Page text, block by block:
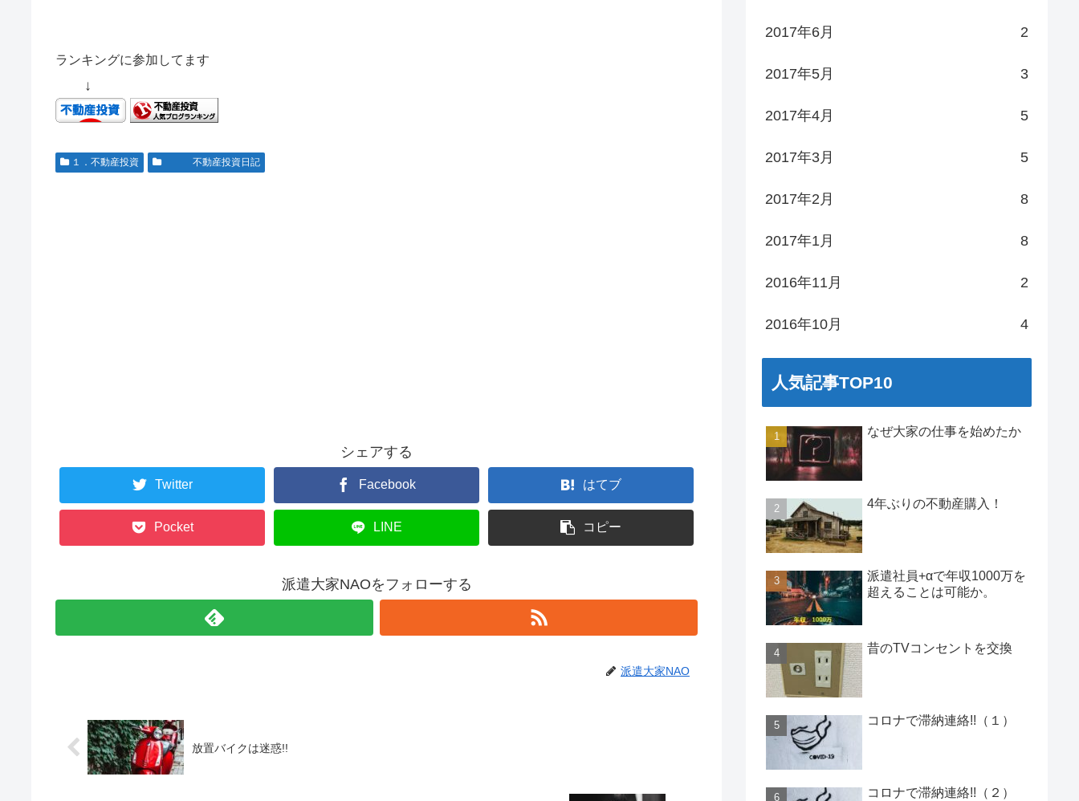
ランキングに参加してます
↓
１．不動産投資 不動産投資日記
シェアする
Twitter Facebook はてブ
Pocket LINE コピー
派遣大家NAOをフォローする
派遣大家NAO
放置バイクは迷惑!!
2017年6月 2
2017年5月 3
2017年4月 5
2017年3月 5
2017年2月 8
2017年1月 8
2016年11月 2
2016年10月 4
人気記事TOP10
なぜ大家の仕事を始めたか
4年ぶりの不動産購入！
派遣社員+αで年収1000万を
超えることは可能か。
昔のTVコンセントを交換
コロナで滞納連絡!!（１）
コロナで滞納連絡!!（２）